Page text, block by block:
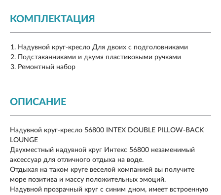
КОМПЛЕКТАЦИЯ
Надувной круг-кресло Для двоих с подголовниками
Подстаканниками и двумя пластиковыми ручками
Ремонтный набор
ОПИСАНИЕ
Надувной круг-кресло 56800 INTEX DOUBLE PILLOW-BACK
LOUNGE
Двухместный надувной круг Интекс 56800 незаменимый
аксессуар для отличного отдыха на воде.
Отдыхая на таком круге веселой компанией вы получите
море позитива и массу положительных эмоций.
Надувной прозрачный круг с синим дном, имеет встроенную